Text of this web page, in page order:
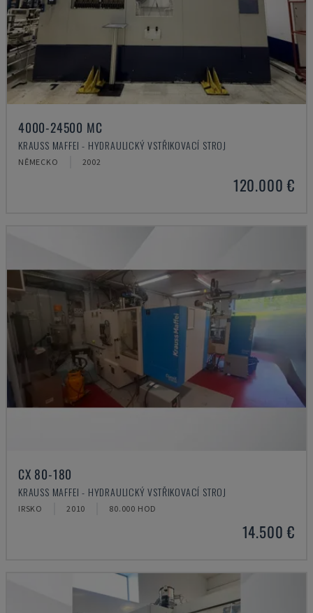
4000-24500 MC
KRAUSS MAFFEI - HYDRAULICKÝ VSTŘIKOVACÍ STROJ
NĚMECKO 2002
120.000 €
CX 80-180
KRAUSS MAFFEI - HYDRAULICKÝ VSTŘIKOVACÍ STROJ
IRSKO 2010 80.000 HOD
14.500 €